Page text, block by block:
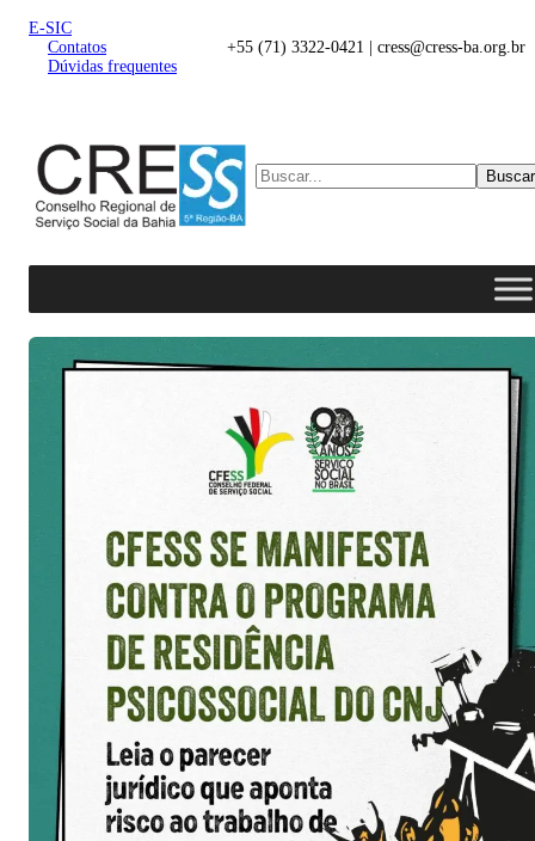
E-SIC
Contatos
Dúvidas frequentes
+55 (71) 3322-0421 | cress@cress-ba.org.br
Buscar